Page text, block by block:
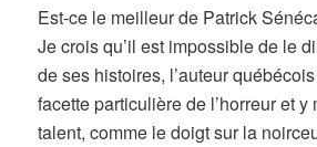
Est-ce le meilleur de Patrick
Je crois qu’il est impossible de le
de ses histoires, l’auteur
facette particulière de l’horreur et y
talent, comme le doigt sur la